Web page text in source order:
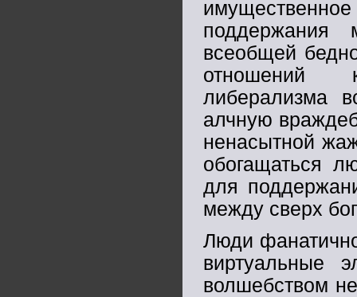
поддержания
всеобщей
отношений
либерализма
алчную
ненасытной
обогащаться
для
между сверх
Люди
виртуальные
волшебством